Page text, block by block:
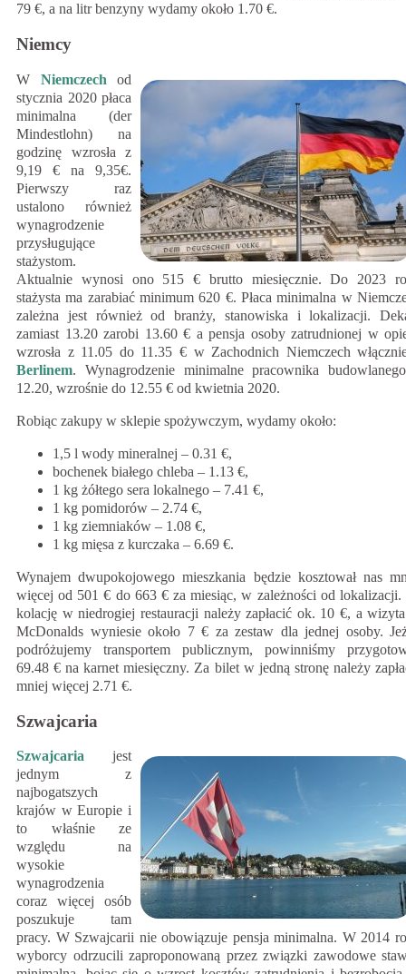
79 €, a na litr benzyny wydamy około 1.70 €.
Niemcy
W Niemczech od
stycznia 2020 płaca
minimalna (der
Mindestlohn) na
godzinę wzrosła z
9,19 € na 9,35€.
Pierwszy raz
ustalono również
wynagrodzenie
przysługujące
stażystom.
Aktualnie wynosi ono 515 € brutto miesięcznie. Do 2023
stażysta ma zarabiać minimum 620 €. Płaca minimalna w
zależna jest również od branży, stanowiska i lokalizacji.
zamiast 13.20 zarobi 13.60 € a pensja osoby zatrudnionej w
wzrosła z 11.05 do 11.35 € w Zachodnich Niemczech
Berlinem. Wynagrodzenie minimalne pracownika
12.20, wzrośnie do 12.55 € od kwietnia 2020.
Robiąc zakupy w sklepie spożywczym, wydamy około:
1,5 l wody mineralnej – 0.31 €,
bochenek białego chleba – 1.13 €,
1 kg żółtego sera lokalnego – 7.41 €,
1 kg pomidorów – 2.74 €,
1 kg ziemniaków – 1.08 €,
1 kg mięsa z kurczaka – 6.69 €.
Wynajem dwupokojowego mieszkania będzie kosztował nas
więcej od 501 € do 663 € za miesiąc, w zależności od lokalizacji.
kolację w niedrogiej restauracji należy zapłacić ok. 10 €, a
McDonalds wyniesie około 7 € za zestaw dla jednej osoby.
podróżujemy transportem publicznym, powinniśmy
69.48 € na karnet miesięczny. Za bilet w jedną stronę należy
mniej więcej 2.71 €.
Szwajcaria
Szwajcaria jest
jednym z
najbogatszych
krajów w Europie i
to właśnie ze
względu na
wysokie
wynagrodzenia
coraz więcej osób
poszukuje tam
pracy. W Szwajcarii nie obowiązuje pensja minimalna. W 2014
wyborcy odrzucili zaproponowaną przez związki zawodowe